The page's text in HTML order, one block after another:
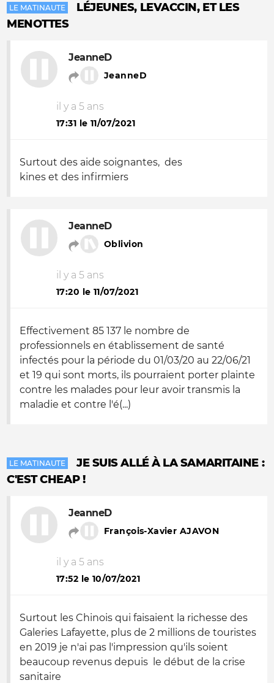
LE MATINAUTE
LÉJEUNES, LEVACCIN, ET LES
MENOTTES
JeanneD
JeanneD
il y a 5 ans
17:31 le 11/07/2021
Surtout des aide soignantes, des
kines et des infirmiers
JeanneD
Oblivion
il y a 5 ans
17:20 le 11/07/2021
Effectivement 85 137 le nombre de
professionnels en établissement de santé
infectés pour la période du 01/03/20 au 22/06/21
et 19 qui sont morts, ils pourraient porter plainte
contre les malades pour leur avoir transmis la
maladie et contre l'é(...)
LE MATINAUTE
JE SUIS ALLÉ À LA SAMARITAINE :
C'EST CHEAP !
JeanneD
François-Xavier AJAVON
il y a 5 ans
17:52 le 10/07/2021
Surtout les Chinois qui faisaient la richesse des
Galeries Lafayette, plus de 2 millions de touristes
en 2019 je n'ai pas l'impression qu'ils soient
beaucoup revenus depuis le début de la crise
sanitaire